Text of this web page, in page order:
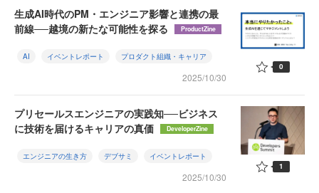
生成AI時代のPM・エンジニア影響と連携の最
前線──越境の新たな可能性を探る
ProductZine
AI イベントレポート プロダクト組織・キャリア
2025/10/30
0
プリセールスエンジニアの実践知──ビジネス
に技術を届けるキャリアの真価
DeveloperZine
エンジニアの生き方 デブサミ イベントレポート
2025/10/30
1